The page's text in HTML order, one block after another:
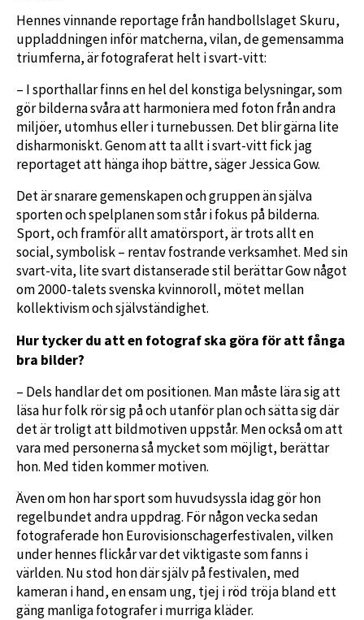
Hennes vinnande reportage från handbollslaget Skuru,
uppladdningen inför matcherna, vilan, de gemensamma
triumferna, är fotograferat helt i svart-vitt:
– I sporthallar finns en hel del konstiga belysningar, som
gör bilderna svåra att harmoniera med foton från andra
miljöer, utomhus eller i turnebussen. Det blir gärna lite
disharmoniskt. Genom att ta allt i svart-vitt fick jag
reportaget att hänga ihop bättre, säger Jessica Gow.
Det är snarare gemenskapen och gruppen än själva
sporten och spelplanen som står i fokus på bilderna.
Sport, och framför allt amatörsport, är trots allt en
social, symbolisk – rentav fostrande verksamhet. Med sin
svart-vita, lite svart distanserade stil berättar Gow något
om 2000-talets svenska kvinnoroll, mötet mellan
kollektivism och självständighet.
Hur tycker du att en fotograf ska göra för att fånga
bra bilder?
– Dels handlar det om positionen. Man måste lära sig att
läsa hur folk rör sig på och utanför plan och sätta sig där
det är troligt att bildmotiven uppstår. Men också om att
vara med personerna så mycket som möjligt, berättar
hon. Med tiden kommer motiven.
Även om hon har sport som huvudsyssla idag gör hon
regelbundet andra uppdrag. För någon vecka sedan
fotograferade hon Eurovisionschagerfestivalen, vilken
under hennes flickår var det viktigaste som fanns i
världen. Nu stod hon där själv på festivalen, med
kameran i hand, en ensam ung, tjej i röd tröja bland ett
gäng manliga fotografer i murriga kläder.